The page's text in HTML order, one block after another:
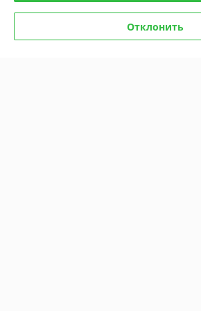
Отлично
Показать все отзывы
Отклонить